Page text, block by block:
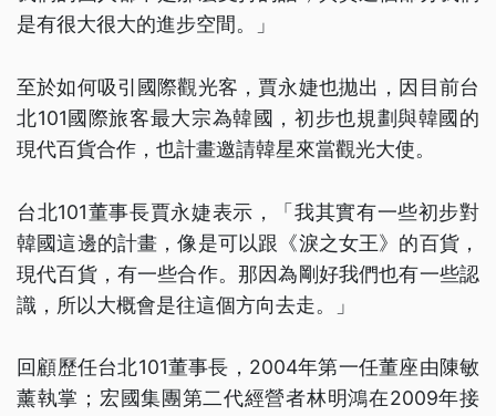
是有很大很大的進步空間。」
至於如何吸引國際觀光客，賈永婕也拋出，因目前台
北101國際旅客最大宗為韓國，初步也規劃與韓國的
現代百貨合作，也計畫邀請韓星來當觀光大使。
台北101董事長賈永婕表示，「我其實有一些初步對
韓國這邊的計畫，像是可以跟《淚之女王》的百貨，
現代百貨，有一些合作。那因為剛好我們也有一些認
識，所以大概會是往這個方向去走。」
回顧歷任台北101董事長，2004年第一任董座由陳敏
薰執掌；宏國集團第二代經營者林明鴻在2009年接